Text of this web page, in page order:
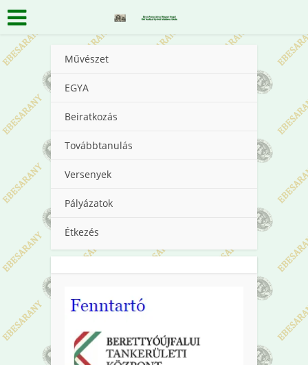
Művészet
EGYA
Beiratkozás
Továbbtanulás
Versenyek
Pályázatok
Étkezés